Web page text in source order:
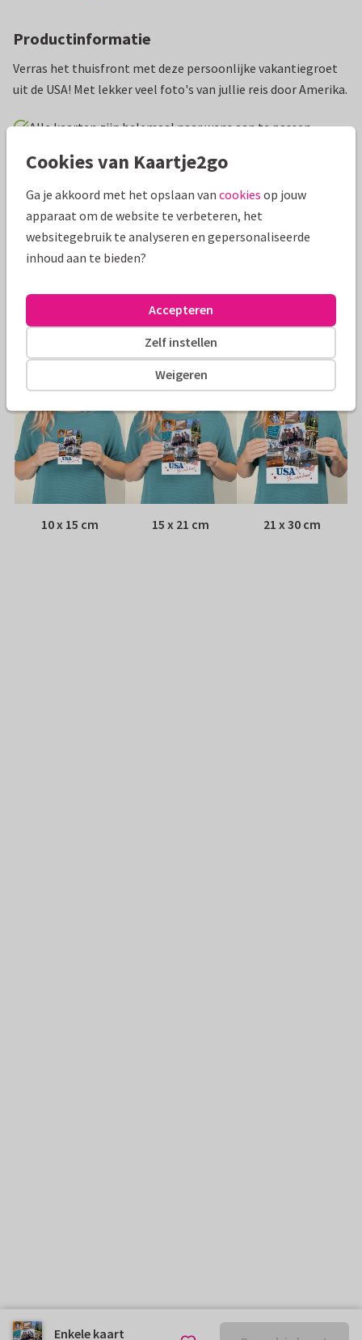
Productinformatie
Verras het thuisfront met deze persoonlijke vakantiegroet
uit de USA! Met lekker veel foto's van jullie reis door Amerika.
Alle kaarten zijn helemaal naar wens aan te passen
Vakantiekaarten Kaatje's Design
Specificaties bij deze kaart
Papiersoort: Glans
Envelop: Geen, verzonden als ansichtkaart
Achterop de kaart
10 x 15 cm 15 x 21 cm 21 x 30 cm
Enkele kaart
Cookies van Kaartje2go
Ga je akkoord met het opslaan van cookies op jouw
apparaat om de website te verbeteren, het
websitegebruik te analyseren en gepersonaliseerde
inhoud aan te bieden?
Weigeren
Zelf instellen
Accepteren